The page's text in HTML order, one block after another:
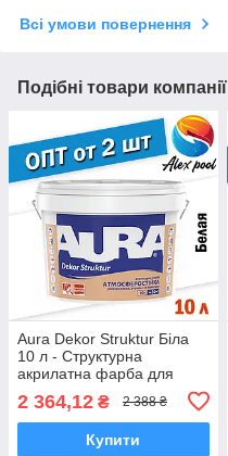
Всі умови повернення
Подібні товари компанії
Aura Dekor Struktur Біла
10 л - Структурна
акрилатна фарба для
готова, колерується
2 364,12 ₴ 2 388 ₴
Купити